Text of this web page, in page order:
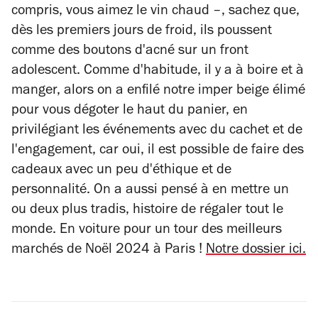
compris, vous aimez le vin chaud –, sachez que,
dès les premiers jours de froid, ils poussent
comme des boutons d'acné sur un front
adolescent. Comme d'habitude, il y a à boire et à
manger, alors on a enfilé notre imper beige élimé
pour vous dégoter le haut du panier, en
privilégiant les événements avec du cachet et de
l'engagement, car oui, il est possible de faire des
cadeaux avec un peu d'éthique et de
personnalité. On a aussi pensé à en mettre un
ou deux plus tradis, histoire de régaler tout le
monde. En voiture pour un tour des meilleurs
marchés de Noël 2024 à Paris ! Notre dossier ici.